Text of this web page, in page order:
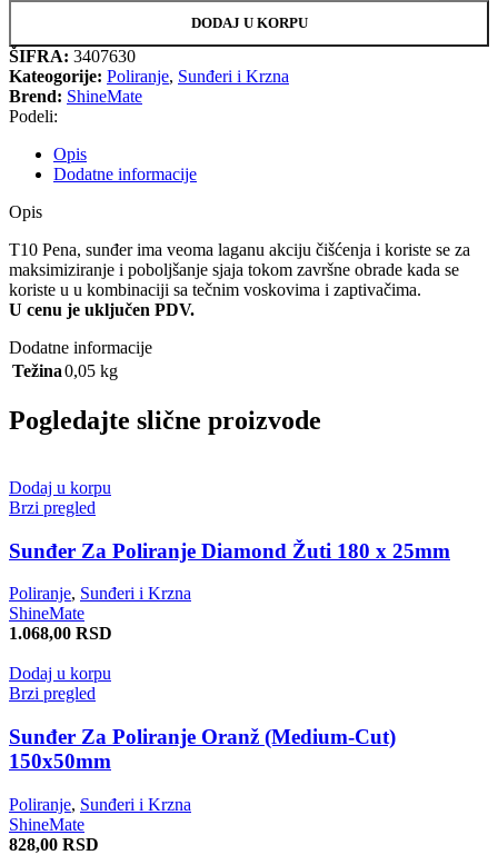
DODAJ U KORPU
ŠIFRA: 3407630
Kateogorije: Poliranje, Sunđeri i Krzna
Brend: ShineMate
Podeli:
Opis
Dodatne informacije
Opis
T10 Pena, sunđer ima veoma laganu akciju čišćenja i koriste se za
maksimiziranje i poboljšanje sjaja tokom završne obrade kada se
koriste u u kombinaciji sa tečnim voskovima i zaptivačima.
U cenu je uključen PDV.
Dodatne informacije
Težina0,05 kg
Pogledajte slične proizvode
Dodaj u korpu
Brzi pregled
Sunđer Za Poliranje Diamond Žuti 180 x 25mm
Poliranje, Sunđeri i Krzna
ShineMate
1.068,00 RSD
Dodaj u korpu
Brzi pregled
Sunđer Za Poliranje Oranž (Medium-Cut)
150x50mm
Poliranje, Sunđeri i Krzna
ShineMate
828,00 RSD